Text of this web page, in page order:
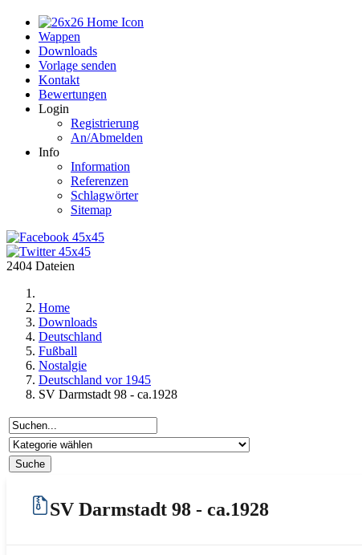
Wappen
Downloads
Vorlage senden
Kontakt
Bewertungen
Login
Registrierung
An/Abmelden
Info
Information
Referenzen
Schlagwörter
Sitemap
2404 Dateien
Home
Downloads
Deutschland
Fußball
Nostalgie
Deutschland vor 1945
SV Darmstadt 98 - ca.1928
SV Darmstadt 98 - ca.1928